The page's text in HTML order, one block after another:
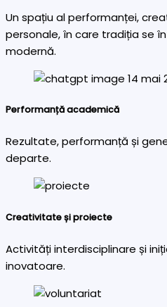
Un spațiu al performanței,
personale, în care tradiția se
modernă.
Performanță academică
Rezultate, performanță și
departe.
Creativitate și proiecte
Activități interdisciplinare și
inovatoare.